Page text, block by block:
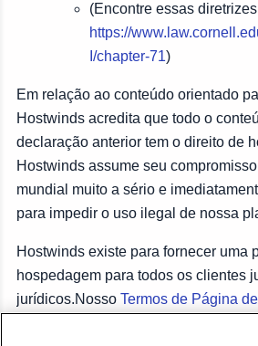
(Encontre essas
https://
I/chapter-71)
Em relação ao conteúdo orientado
Hostwinds acredita que todo o
declaração anterior tem o direito de
Hostwinds assume seu
mundial muito a sério e
para impedir o uso ilegal de nossa
Hostwinds existe para fornecer uma
hospedagem para todos os clientes
jurídicos.Nosso Termos de Página